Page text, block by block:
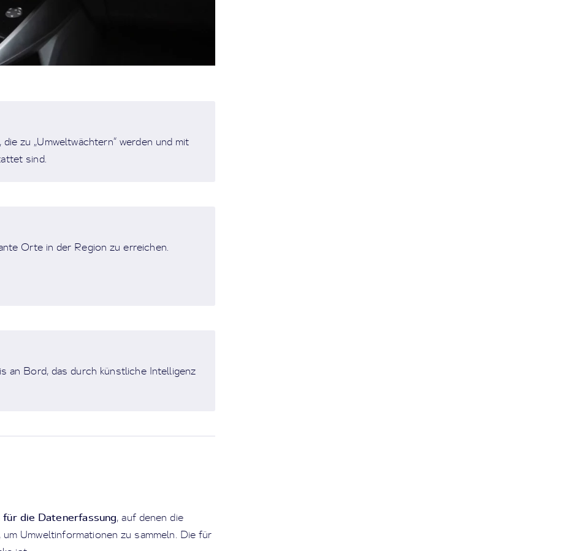
zu „Umweltwächtern“ werden und mit
sind.
Orte in der Region zu erreichen.
an Bord, das durch künstliche Intelligenz
die Datenerfassung, auf denen die
Umweltinformationen zu sammeln. Die für